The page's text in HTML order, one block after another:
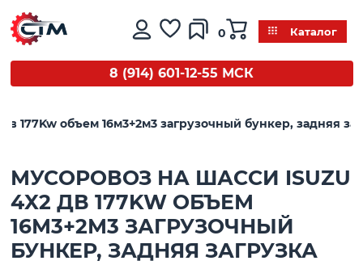
0 Каталог
8 (914) 601-12-55 МСК
177Kw объем 16м3+2м3 загрузочный бункер, задняя
МУСОРОВОЗ НА ШАССИ ISUZU
4X2 ДВ 177KW ОБЪЕМ
16М3+2М3 ЗАГРУЗОЧНЫЙ
БУНКЕР, ЗАДНЯЯ ЗАГРУЗКА